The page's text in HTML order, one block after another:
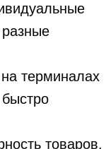
терминалах
товаров,